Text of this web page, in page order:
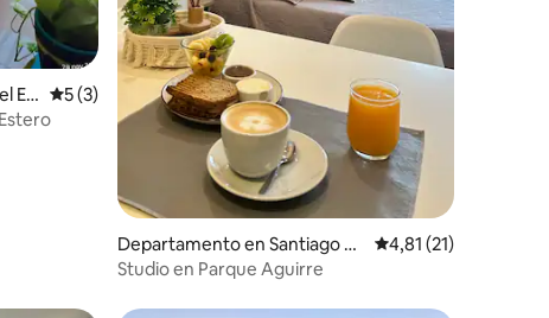
Es
Calificación promedio: 5 de 5. 3 evaluaciones
5 (3)
Departamento en Santiago de
l Estero
Calificación
4,81 (21)
Studio en Parque Aguirre